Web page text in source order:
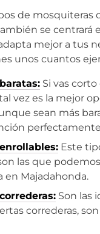
de mosquiteras
se centrará
mejor a tus
unos cuantos
Si vas corto
vez es la mejor
sean más
Este
las que
en Majadahonda.
Son las
correderas,